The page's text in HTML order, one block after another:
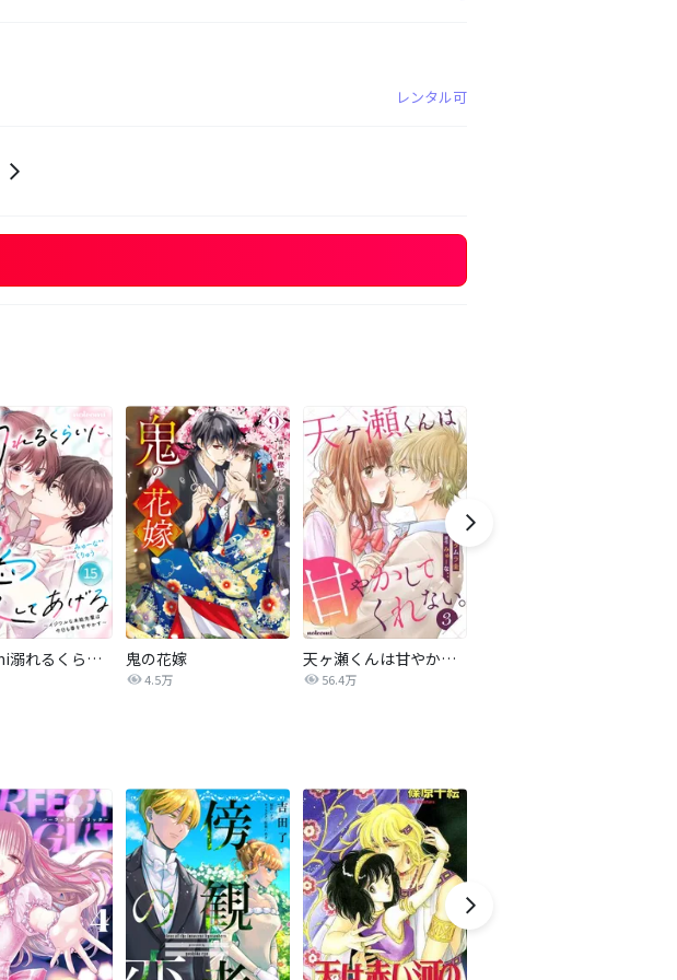
レンタル可
noicomi溺れるくらいに、愛してあげる～イジワルな未紘先輩は今日も番を甘やかす～ 鬼の花嫁
4.5万
天ヶ瀬くんは甘やかしてくれない。
56.4万